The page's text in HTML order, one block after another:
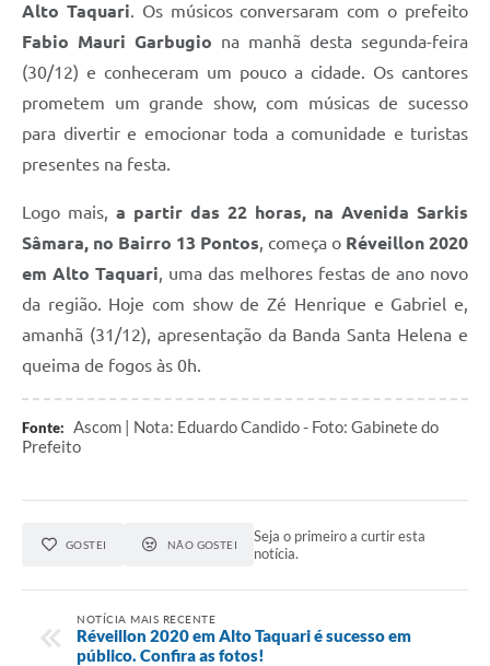
Alto Taquari. Os músicos conversaram com o prefeito
Fabio Mauri Garbugio na manhã desta segunda-feira
(30/12) e conheceram um pouco a cidade. Os cantores
prometem um grande show, com músicas de sucesso
para divertir e emocionar toda a comunidade e turistas
presentes na festa.
Logo mais, a partir das 22 horas, na Avenida Sarkis
Sâmara, no Bairro 13 Pontos, começa o Réveillon 2020
em Alto Taquari, uma das melhores festas de ano novo
da região. Hoje com show de Zé Henrique e Gabriel e,
amanhã (31/12), apresentação da Banda Santa Helena e
queima de fogos às 0h.
Fonte: Ascom | Nota: Eduardo Candido - Foto: Gabinete do
Prefeito
GOSTEI NÃO GOSTEI
Seja o primeiro a curtir esta
notícia.
NOTÍCIA MAIS RECENTE
Réveillon 2020 em Alto Taquari é sucesso em
público. Confira as fotos!